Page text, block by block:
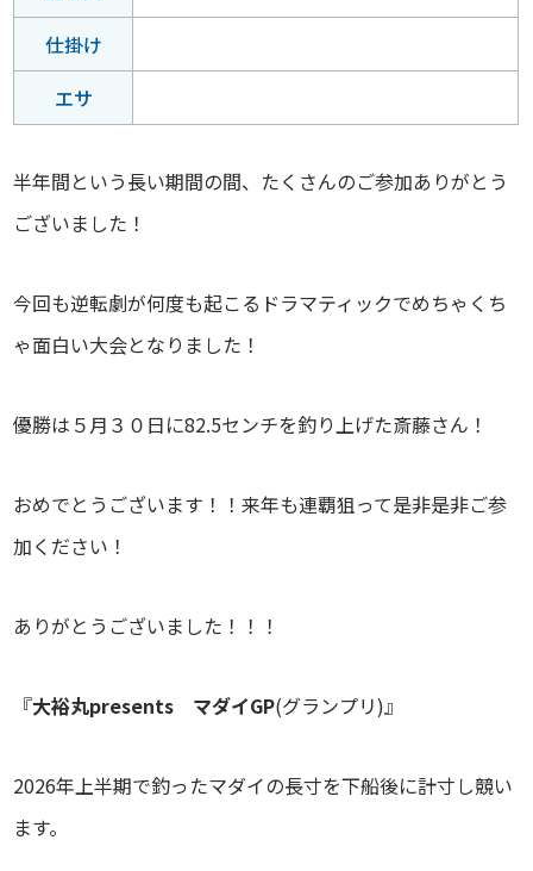
仕掛け
エサ
半年間という長い期間の間、たくさんのご参加ありがとう
ございました！
今回も逆転劇が何度も起こるドラマティックでめちゃくち
ゃ面白い大会となりました！
優勝は５月３０日に82.5センチを釣り上げた斎藤さん！
おめでとうございます！！来年も連覇狙って是非是非ご参
加ください！
ありがとうございました！！！
『大裕丸presents マダイGP(グランプリ)』
2026年上半期で釣ったマダイの長寸を下船後に計寸し競い
ます。